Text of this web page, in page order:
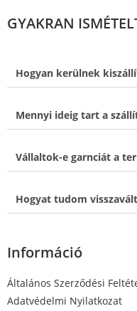
GYAKRAN
Hogyan kerülnek
Mennyi ideig tart a
Vállaltok-e garnciát a
Hogyat tudom
Információ
Általános Szerződési
Adatvédelmi Nyilatkozat